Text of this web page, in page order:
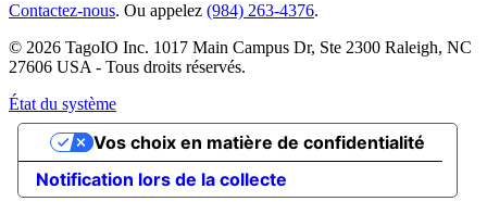
Contactez-nous. Ou appelez (984) 263-4376.
© 2026 TagoIO Inc. 1017 Main Campus Dr, Ste 2300 Raleigh, NC
27606 USA - Tous droits réservés.
État du système
Notification lors de la collecte
Vos choix en matière de confidentialité